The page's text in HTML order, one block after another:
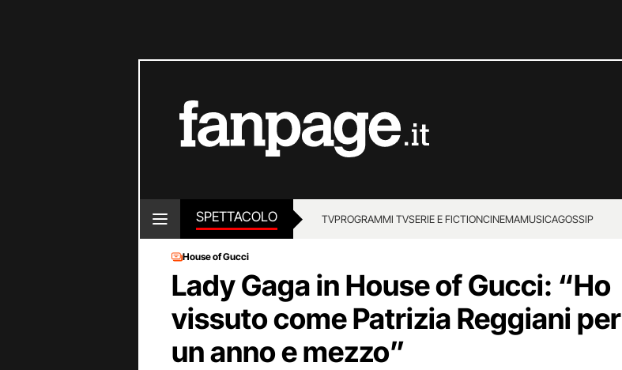
SPETTACOLO TVPROGRAMMI TVSERIE E FICTIONCINEMAMUSICAGOSSIP
House of Gucci
Lady Gaga in House of Gucci: “Ho
vissuto come Patrizia Reggiani per
un anno e mezzo”